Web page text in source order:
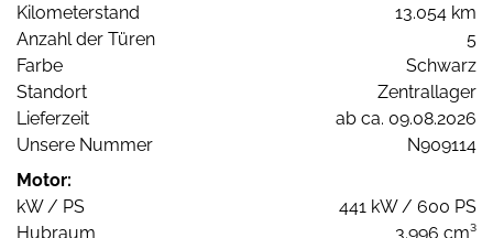
Kilometerstand
13.054 km
Anzahl der Türen
5
Farbe
Schwarz
Standort
Zentrallager
Lieferzeit
ab ca. 09.08.2026
Unsere Nummer
N909114
Motor:
kW / PS
441 kW / 600 PS
Hubraum
3.996 cm³